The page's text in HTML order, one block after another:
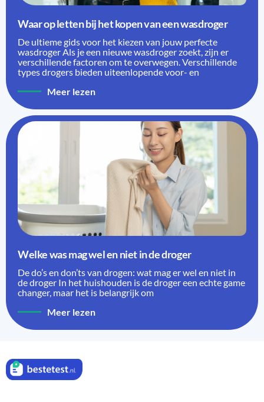
Waar op letten bij het kopen van een wasdroger
De ultieme gids voor het kiezen van jouw perfecte
wasdroger Als je een nieuwe wasdroger zoekt, zijn er
verschillende factoren om te overwegen. Verschillende
types drogers bieden uiteenlopende voor- en
Meer lezen
Welke was mag wel en niet in de droger
De do’s en don’ts van drogen: wat mag er wel en niet in
de droger In het huishouden is de droger een echte game
changer, maar het is belangrijk om
Meer lezen